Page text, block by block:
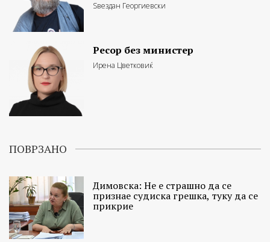
Ѕвездан Георгиевски
Ресор без министер
Ирена Цветковиќ
ПОВРЗАНО
Димовска: Не е страшно да се
признае судиска грешка, туку да се
прикрие